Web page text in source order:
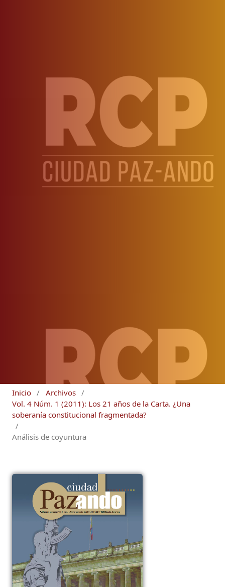
Inicio / Archivos /
Vol. 4 Núm. 1 (2011): Los 21 años de la Carta. ¿Una
soberanía constitucional fragmentada?
/
Análisis de coyuntura